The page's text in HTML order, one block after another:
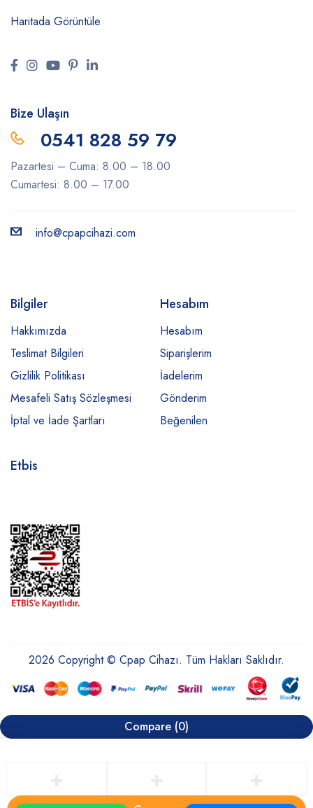
Haritada Görüntüle
Bize Ulaşın
0541 828 59 79
Pazartesi – Cuma: 8.00 – 18.00
Cumartesi: 8.00 – 17.00
info@cpapcihazi.com
Bilgiler
Hakkımızda
Teslimat Bilgileri
Gizlilik Politikası
Mesafeli Satış Sözleşmesi
İptal ve İade Şartları
Hesabım
Hesabım
Siparişlerim
İadelerim
Gönderim
Beğenilen
Etbis
2026 Copyright © Cpap Cihazı. Tüm Hakları Saklıdır.
Compare (0)